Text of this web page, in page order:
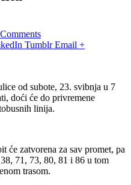
Tumblr Email +
od subote, 23. svibnja u 7
doći će do privremene
linija.
će zatvorena za sav promet, pa
71, 73, 80, 81 i 86 u tom
trasom.